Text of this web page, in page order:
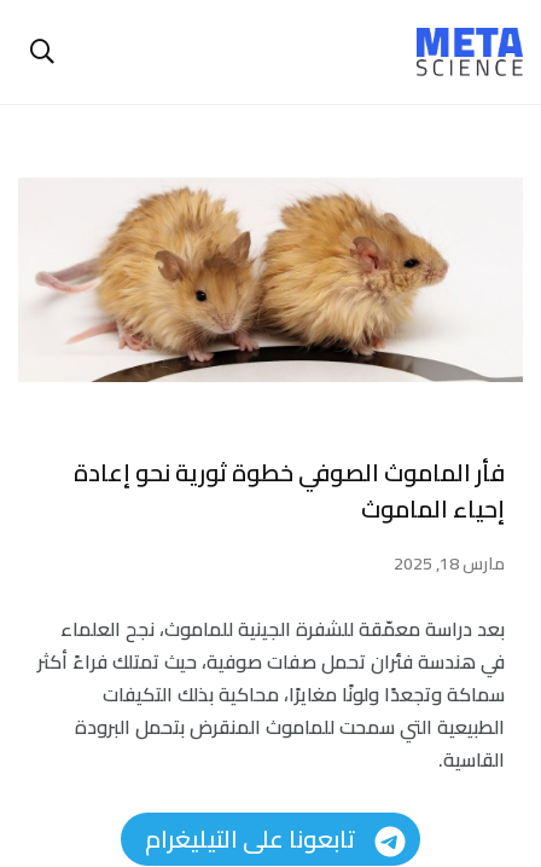
فأر الماموث الصوفي خطوة ثورية نحو إعادة
إحياء الماموث
مارس 18, 2025
بعد دراسة معمّقة للشفرة الجينية للماموث، نجح العلماء
في هندسة فئران تحمل صفات صوفية، حيث تمتلك فراءً أكثر
سماكة وتجعدًا ولونًا مغايرًا، محاكية بذلك التكيفات
الطبيعية التي سمحت للماموث المنقرض بتحمل البرودة
القاسية.
تابعونا على التيليغرام